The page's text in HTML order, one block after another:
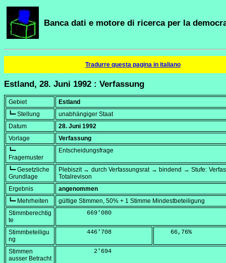
Banca dati e motore di ricerca per la
Tradurre questa pagina in italiano
Estland, 28. Juni 1992 : Verfassung
Gebiet
Estland
┗━ Stellung
unabhängiger Staat
Datum
28. Juni 1992
Vorlage
Verfassung
┗━
Fragemuster
Entscheidungsfrage
┗━ Gesetzliche
Grundlage
Plebiszit → durch Verfassungsrat → bindend → Stufe:
Totalrevison
Ergebnis
angenommen
┗━ Mehrheiten
gültige Stimmen, 50% + 1 Stimme Mindestbeteiligung
Stimmberechtig
te
        669'080
Stimmbeteiligu
ng
        446'708
    66,76
%
Stimmen
ausser Betracht
          2'694